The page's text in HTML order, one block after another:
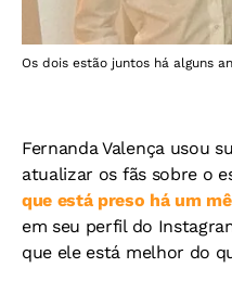
Os dois estão juntos há alguns
Fernanda Valença usou
atualizar os fãs sobre o
que está preso há um
em seu perfil do
que ele está melhor do